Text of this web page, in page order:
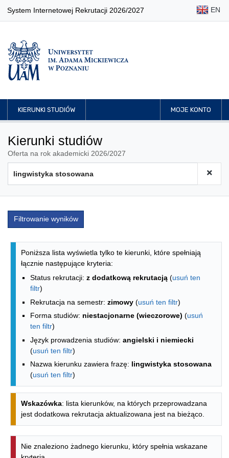
System Internetowej Rekrutacji 2026/2027 EN
KIERUNKI STUDIÓW MOJE KONTO
Kierunki studiów
Oferta na rok akademicki 2026/2027
Filtrowanie wyników
Lista kierunków - spis według
Poniższa lista wyświetla tylko te kierunki, które spełniają
łącznie następujące kryteria:
Status rekrutacji: z dodatkową rekrutacją (usuń ten
filtr)
Rekrutacja na semestr: zimowy (usuń ten filtr)
Forma studiów: niestacjonarne (wieczorowe) (usuń
ten filtr)
Język prowadzenia studiów: angielski i niemiecki
(usuń ten filtr)
Nazwa kierunku zawiera frazę: lingwistyka stosowana
(usuń ten filtr)
Wskazówka: lista kierunków, na których przeprowadzana
jest dodatkowa rekrutacja aktualizowana jest na bieżąco.
Nie znaleziono żadnego kierunku, który spełnia wskazane